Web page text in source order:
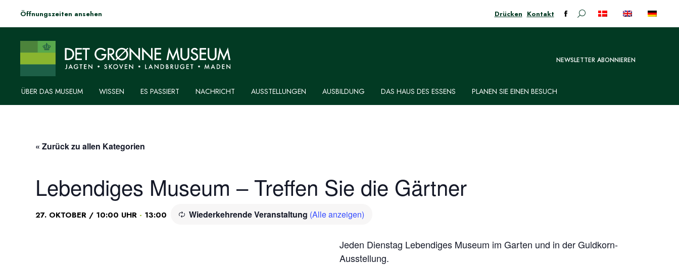
Öffnungszeiten ansehen Drücken Kontakt
Facebook-
in
Suchen:
NEWSLETTER ABONNIEREN
ÜBER DAS MUSEUM WISSEN ES PASSIERT NACHRICHT AUSSTELLUNGEN AUSBILDUNG DAS HAUS DES ESSENS PLANEN SIE EINEN BESUCH
« Zurück zu allen Kategorien
Lebendiges Museum – Treffen Sie die Gärtner
27. OKTOBER / 10:00 UHR- 13:00 Wiederkehrende Veranstaltung (Alle anzeigen)
Jeden Dienstag Lebendiges Museum im Garten und in der Guldkorn-
Ausstellung.